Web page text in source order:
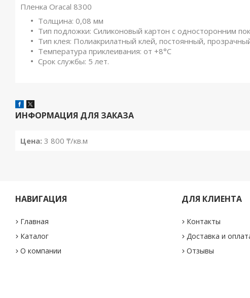
Пленка Oracal 8300
Толщина: 0,08 мм
Тип подложки: Силиконовый картон с односторонним
Тип клея: Полиакрилатный клей, постоянный,
Температура приклеивания: от +8°C
Срок службы: 5 лет.
ИНФОРМАЦИЯ ДЛЯ ЗАКАЗА
Цена: 3 800 ₸/кв.м
НАВИГАЦИЯ
Главная
Каталог
О компании
ДЛЯ КЛИЕНТА
Контакты
Доставка и
Отзывы